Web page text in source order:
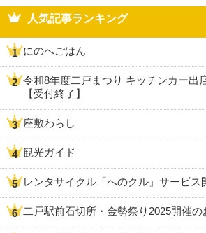
人気記事ランキング
にのへごはん
令和8年度二戸まつり キッチンカー出
【受付終了】
座敷わらし
観光ガイド
レンタサイクル「へのクル」サービス
二戸駅前石切所・金勢祭り2025開催の